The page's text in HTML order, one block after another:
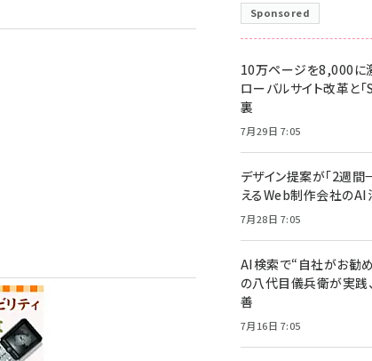
Sponsored
10万ページを8,000に
ローバルサイト改革と
裏
7月29日 7:05
デザイン提案が「2週
えるWeb制作会社のAI
7月28日 7:05
AI検索で“自社がお勧
の八代目儀兵衛が実践
善
7月16日 7:05